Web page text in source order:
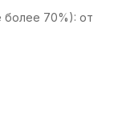
более 70%): от